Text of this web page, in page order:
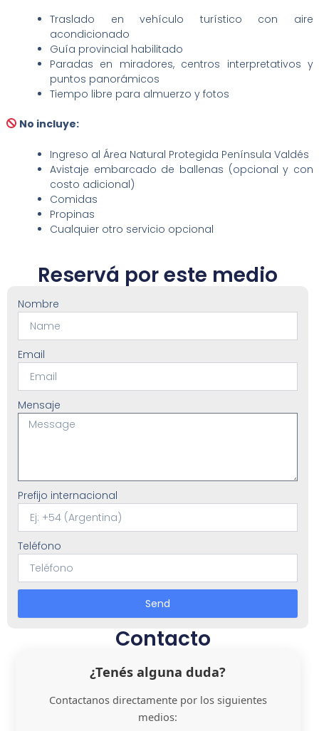
Traslado en vehículo turístico con aire
acondicionado
Guía provincial habilitado
Paradas en miradores, centros interpretativos y
puntos panorámicos
Tiempo libre para almuerzo y fotos
No incluye:
Ingreso al Área Natural Protegida Península Valdés
Avistaje embarcado de ballenas (opcional y con
costo adicional)
Comidas
Propinas
Cualquier otro servicio opcional
Reservá por este medio
Nombre
Email
Mensaje
Prefijo internacional
Teléfono
Send
Contacto
¿Tenés alguna duda?
Contactanos directamente por los siguientes
medios: